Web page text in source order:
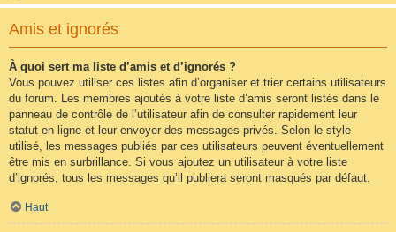
Amis et ignorés
À quoi sert ma liste d’amis et d’ignorés ?
Vous pouvez utiliser ces listes afin d’organiser et trier certains utilisateurs
du forum. Les membres ajoutés à votre liste d’amis seront listés dans le
panneau de contrôle de l’utilisateur afin de consulter rapidement leur
statut en ligne et leur envoyer des messages privés. Selon le style
utilisé, les messages publiés par ces utilisateurs peuvent éventuellement
être mis en surbrillance. Si vous ajoutez un utilisateur à votre liste
d’ignorés, tous les messages qu’il publiera seront masqués par défaut.
Haut